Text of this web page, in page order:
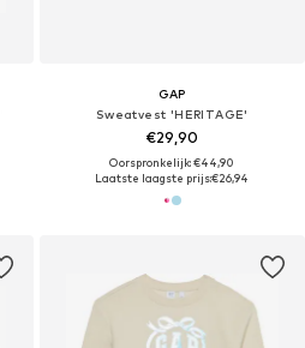
GAP
Sweatvest 'HERITAGE'
€29,90
Oorspronkelijk: €44,90
Laatste laagste prijs:€26,94